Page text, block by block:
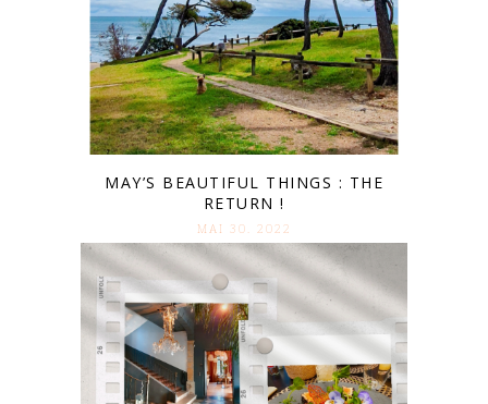
MAY’S BEAUTIFUL THINGS : THE
RETURN !
MAI 30. 2022